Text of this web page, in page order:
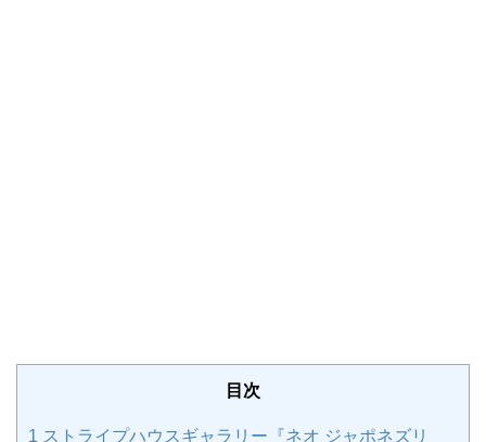
目次
1 ストライプハウスギャラリー『ネオ ジャポネズリ